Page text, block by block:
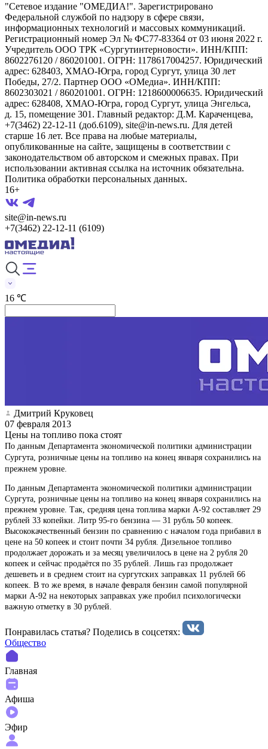
"Сетевое издание "ОМЕДИА!". Зарегистрировано
Федеральной службой по надзору в сфере связи,
информационных технологий и массовых коммуникаций.
Регистрационный номер Эл № ФС77-83364 от 03 июня 2022 г.
Учредитель ООО ТРК «Сургутинтерновости». ИНН/КПП:
8602276120 / 860201001. ОГРН: 1178617004257. Юридический
адрес: 628403, ХМАО-Югра, город Сургут, улица 30 лет
Победы, 27/2. Партнер ООО «ОМедиа». ИНН/КПП:
8602303021 / 860201001. ОГРН: 1218600006635. Юридический
адрес: 628408, ХМАО-Югра, город Сургут, улица Энгельса,
д. 15, помещение 301. Главный редактор: Д.М. Караченцева,
+7(3462) 22-12-11 (доб.6109), site@in-news.ru. Для детей
старше 16 лет. Все права на любые материалы,
опубликованные на сайте, защищены в соответствии с
законодательством об авторском и смежных правах. При
использовании активная ссылка на источник обязательна.
Политика обработки персональных данных.
16+
site@in-news.ru
+7(3462) 22-12-11 (6109)
16 ℃
Дмитрий Круковец
07 февраля 2013
Цены на топливо пока стоят
По данным Департамента экономической политики администрации
Сургута, розничные цены на топливо на конец января сохранились на
прежнем уровне.
По данным Департамента экономической политики администрации
Сургута, розничные цены на топливо на конец января сохранились на
прежнем уровне. Так, средняя цена топлива марки А-92 составляет 29
рублей 33 копейки. Литр 95-го бензина — 31 рубль 50 копеек.
Высококачественный бензин по сравнению с началом года прибавил в
цене на 50 копеек и стоит почти 34 рубля. Дизельное топливо
продолжает дорожать и за месяц увеличилось в цене на 2 рубля 20
копеек и сейчас продаётся по 35 рублей. Лишь газ продолжает
дешеветь и в среднем стоит на сургутских заправках 11 рублей 66
копеек. В то же время, в начале февраля бензин самой популярной
марки А-92 на некоторых заправках уже пробил психологически
важную отметку в 30 рублей.
Понравилась статья? Поделиcь в соцсетях:
Общество
Главная
Афиша
Эфир